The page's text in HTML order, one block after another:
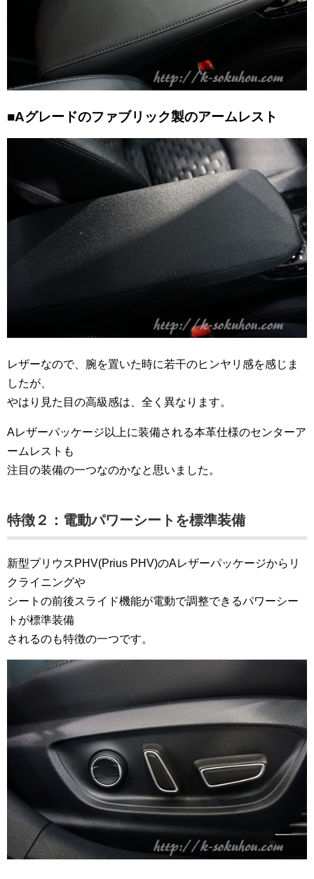
■Aグレードのファブリック製のアームレスト
レザーなので、腕を置いた時に若干のヒンヤリ感を感じま
したが、
やはり見た目の高級感は、全く異なります。
Aレザーパッケージ以上に装備される本革仕様のセンターア
ームレストも
注目の装備の一つなのかなと思いました。
特徴２：電動パワーシートを標準装備
新型プリウスPHV(Prius PHV)のAレザーパッケージからリ
クライニングや
シートの前後スライド機能が電動で調整できるパワーシー
トが標準装備
されるのも特徴の一つです。